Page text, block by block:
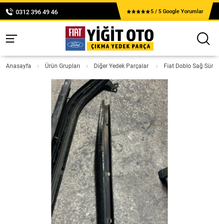
0312 396 49 46 5 / 5 Google Yorumlar
Anasayfa Ürün Grupları Diğer Yedek Parçalar Fiat Doblo Sağ